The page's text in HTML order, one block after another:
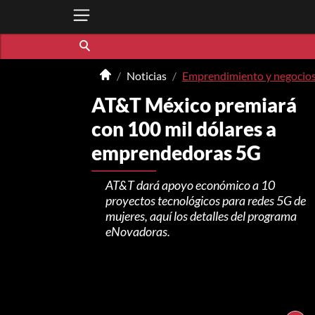
Noticias Emprendimiento y
AT&T México premiará
con 100 mil dólares a
emprendedoras 5G
AT&T dará apoyo económico a 10
proyectos tecnológicos para redes 5G de
mujeres, aquí los detalles del programa
eNovadoras.